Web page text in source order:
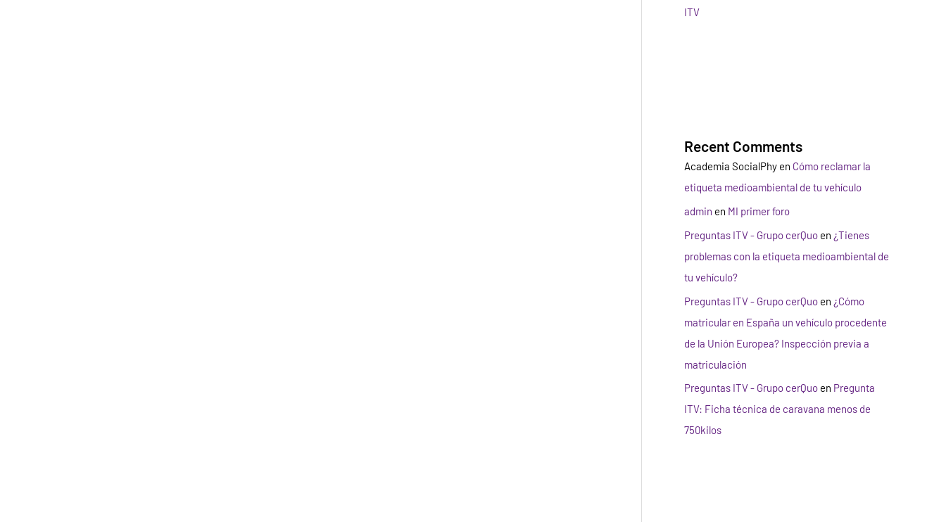
ITV
Recent Comments
Academia SocialPhy en Cómo reclamar la
etiqueta medioambiental de tu vehículo
admin en MI primer foro
Preguntas ITV - Grupo cerQuo en ¿Tienes
problemas con la etiqueta medioambiental de
tu vehículo?
Preguntas ITV - Grupo cerQuo en ¿Cómo
matricular en España un vehículo procedente
de la Unión Europea? Inspección previa a
matriculación
Preguntas ITV - Grupo cerQuo en Pregunta
ITV: Ficha técnica de caravana menos de
750kilos